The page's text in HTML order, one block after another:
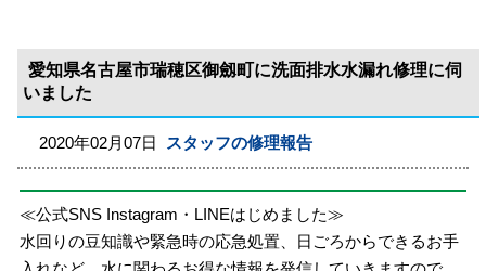
愛知県名古屋市瑞穂区御劔町に洗面排水水漏れ修理に伺
いました
2020年02月07日 スタッフの修理報告
≪公式SNS Instagram・LINEはじめました≫
水回りの豆知識や緊急時の応急処置、日ごろからできるお手